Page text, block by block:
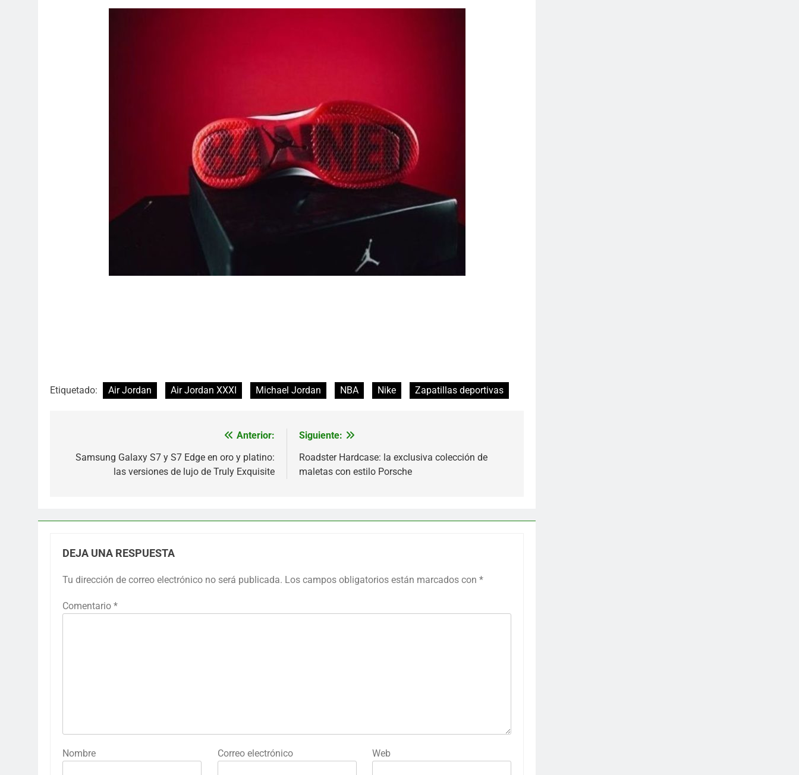
Etiquetado: Air Jordan Air Jordan XXXI Michael Jordan NBA Nike Zapatillas deportivas
de
Anterior:
Samsung Galaxy S7 y S7 Edge en oro y platino:
las versiones de lujo de Truly Exquisite
Siguiente:
Roadster Hardcase: la exclusiva colección de
maletas con estilo Porsche
DEJA UNA RESPUESTA
Tu dirección de correo electrónico no será publicada. Los campos obligatorios están marcados con *
Comentario *
Nombre Correo electrónico Web